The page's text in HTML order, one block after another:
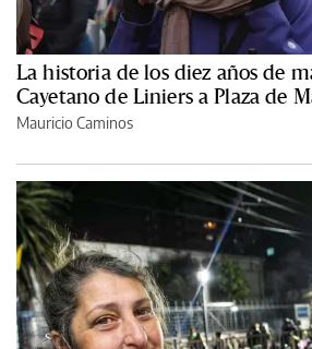
La historia de los diez años de
Cayetano de Liniers a Plaza de
Mauricio Caminos